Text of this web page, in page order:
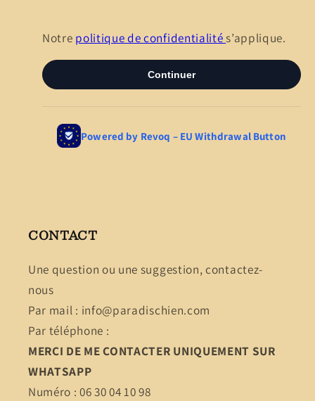
CONTACT
Une question ou une suggestion, contactez-
nous
Par mail : info@paradischien.com
Par téléphone :
MERCI DE ME CONTACTER UNIQUEMENT SUR
WHATSAPP
Numéro : 06 30 04 10 98